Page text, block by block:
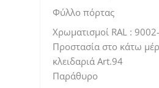
Φύλλο πόρτας
Χρωματισμοί RAL :
Προστασία στο κάτω
κλειδαριά Art.94
Παράθυρο